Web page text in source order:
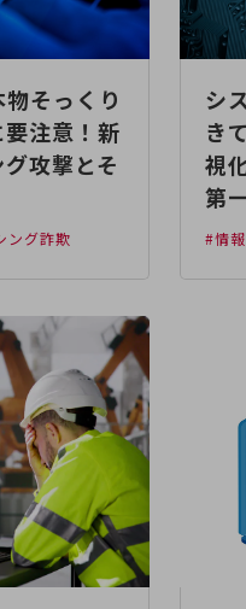
ドコモ mini ドコモBiz かけ
そっくり
注意！新
攻撃とそ
ング詐欺
シ
き
視
第
#情